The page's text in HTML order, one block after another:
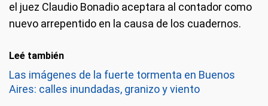
el juez Claudio Bonadio aceptara al contador como
nuevo arrepentido en la causa de los cuadernos.
Leé también
Las imágenes de la fuerte tormenta en Buenos
Aires: calles inundadas, granizo y viento